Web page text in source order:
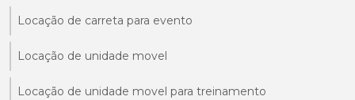
Locação de carreta para evento
Locação de unidade movel
Locação de unidade movel para treinamento